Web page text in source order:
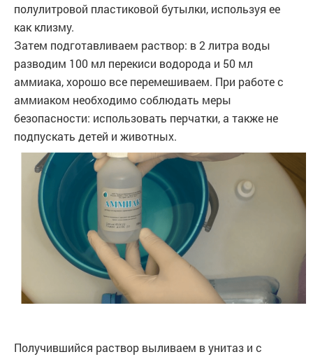
полулитровой пластиковой бутылки, используя ее
как клизму.
Затем подготавливаем раствор: в 2 литра воды
разводим 100 мл перекиси водорода и 50 мл
аммиака, хорошо все перемешиваем. При работе с
аммиаком необходимо соблюдать меры
безопасности: использовать перчатки, а также не
подпускать детей и животных.
Получившийся раствор выливаем в унитаз и с